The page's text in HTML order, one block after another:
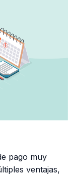
pago muy
ventajas,